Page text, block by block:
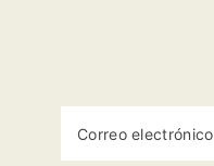
Correo electrónico